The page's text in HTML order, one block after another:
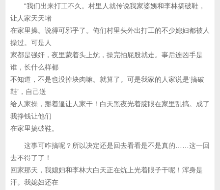
“我们出来打工不久。村里人就传说我家婆姨和李林搞破鞋，
让人家天天堵
在家里操。说得可邪乎了。俺们村里头外出打工的不少媳妇都被人
操过。可是人
家都是强奸，夜里蒙着头上炕，操完拍屁股就走。事后连凶手是
谁，长什么样都
不知道，不是也没掉块肉嘛。就算了。可是我家的人家说是‘搞破
鞋’，自己送
给人家操，掰着逼让人家干！白天黑夜光着腚眼在家里乱搞。成了
我挣钱让他们
在家里搞破鞋。
这事可咋搞呢？所以决定还是回去看看是不是真的……这一回
去不得了了！
回家那天，我媳妇和李林大白天正在炕上光着眼子干呢！浑身是
汗。我媳妇还在